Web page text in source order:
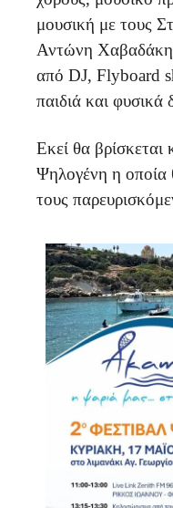
μουσική με τους
Αντώνη
από DJ, Flyboard
παιδιά και φυσικά
Εκεί θα βρίσκεται
Ψηλογένη η οποία
τους